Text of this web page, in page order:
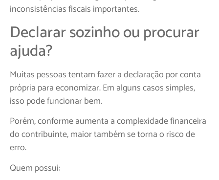
inconsistências fiscais importantes.
Declarar sozinho ou procurar
ajuda?
Muitas pessoas tentam fazer a declaração por conta
própria para economizar. Em alguns casos simples,
isso pode funcionar bem.
Porém, conforme aumenta a complexidade financeira
do contribuinte, maior também se torna o risco de
erro.
Quem possui: